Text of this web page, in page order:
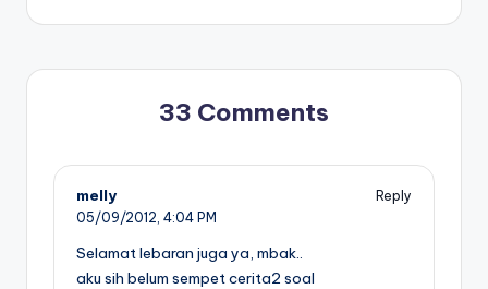
33 Comments
melly
Reply
05/09/2012, 4:04 PM
Selamat lebaran juga ya, mbak..
aku sih belum sempet cerita2 soal